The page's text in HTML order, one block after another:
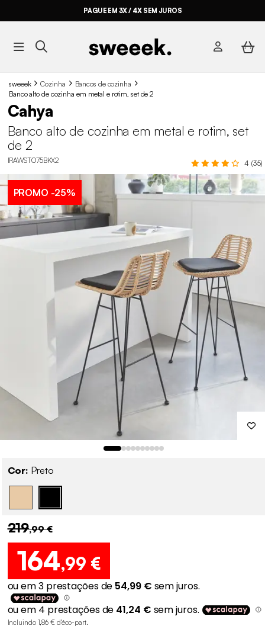
PAGUE EM 3X / 4X SEM JUROS
sweeek Cozinha
Bancos de cozinha
Banco alto de cozinha em metal e rotim, set de 2
Cahya
Banco alto de cozinha em metal e rotim, set
de 2
IRAWSTO75BKX2 4 (35)
PROMO -25%
Cor: Preto
219,99 €
164,99 €
Incluindo 1,86 € d'éco-part.